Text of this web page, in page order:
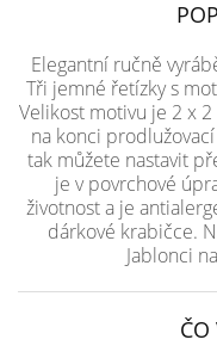
Elegantní ručně
Tři jemné řetízky s
Velikost motivu je 2 x
na konci
tak můžete nastavit
je v povrchové
životnost a je
dárkové krabičce.
Jablonci
ČO